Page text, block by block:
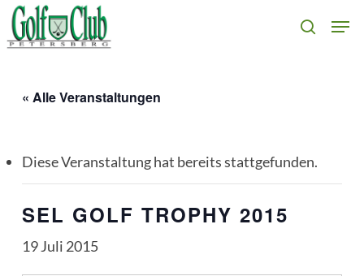
Skip
to
search
« Alle Veranstaltungen
Diese Veranstaltung hat bereits stattgefunden.
SEL GOLF TROPHY 2015
19 Juli 2015